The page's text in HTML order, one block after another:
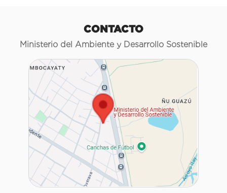
CONTACTO
Ministerio del Ambiente y Desarrollo Sostenible